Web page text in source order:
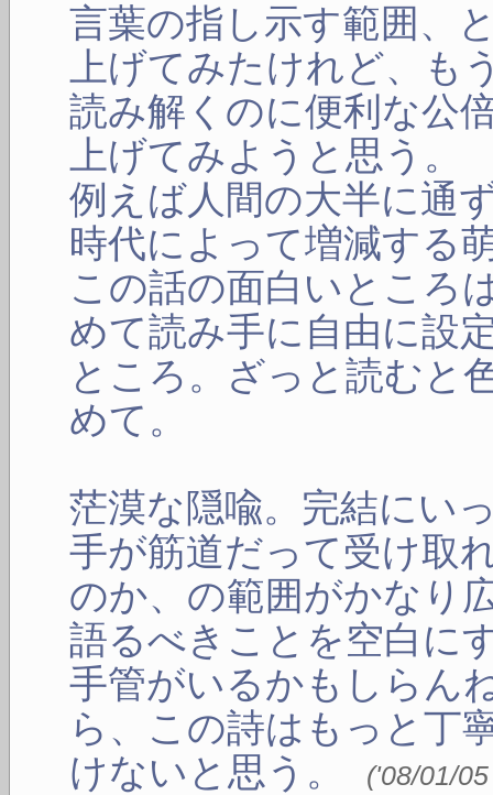
言葉の指し示す範囲、
上げてみたけれど、も
読み解くのに便利な公
上げてみようと思う。
例えば人間の大半に通
時代によって増減する
この話の面白いところ
めて読み手に自由に設
ところ。ざっと読むと
めて。
茫漠な隠喩。完結にい
手が筋道だって受け取
のか、の範囲がかなり
語るべきことを空白に
手管がいるかもしらん
ら、この詩はもっと丁
けないと思う。
('08/01/